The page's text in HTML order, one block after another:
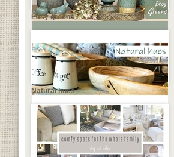
Easy greens
Natural hues